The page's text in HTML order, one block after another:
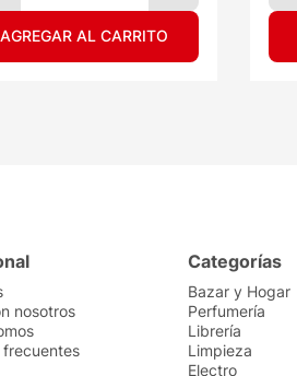
AGREGAR AL CARRITO
nosotros
frecuentes
Categorías
Bazar y Hogar
Perfumería
Librería
Limpieza
Electro